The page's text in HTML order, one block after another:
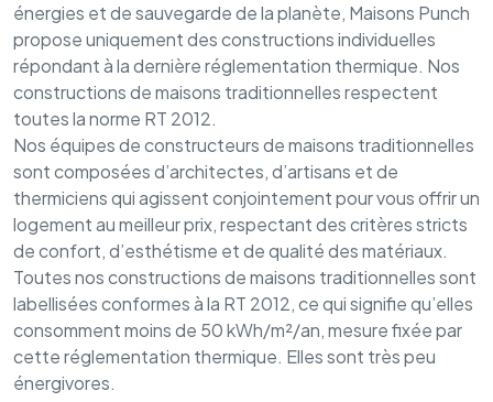
énergies et de sauvegarde de la planète, Maisons Punch
propose uniquement des constructions individuelles
répondant à la dernière réglementation thermique. Nos
constructions de maisons traditionnelles respectent
toutes la norme RT 2012.
Nos équipes de constructeurs de maisons traditionnelles
sont composées d’architectes, d’artisans et de
thermiciens qui agissent conjointement pour vous offrir un
logement au meilleur prix, respectant des critères stricts
de confort, d’esthétisme et de qualité des matériaux.
Toutes nos constructions de maisons traditionnelles sont
labellisées conformes à la RT 2012, ce qui signifie qu’elles
consomment moins de 50 kWh/m²/an, mesure fixée par
cette réglementation thermique. Elles sont très peu
énergivores.